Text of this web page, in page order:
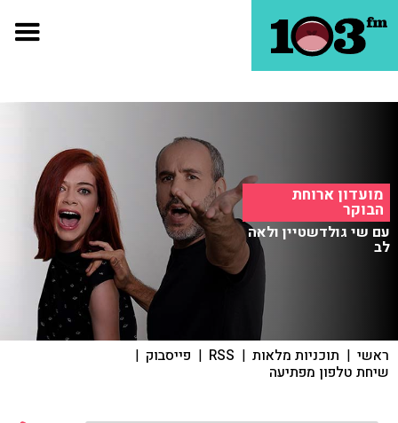
מועדון ארוחת
הבוקר
עם שי גולדשטיין ולאה
לב
ראשי | תוכניות מלאות |
RSS
| פייסבוק |
שיחת טלפון מפתיעה